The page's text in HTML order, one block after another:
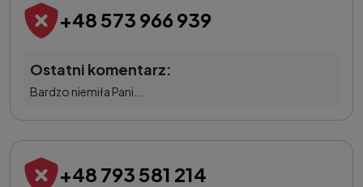
+48 573 966 939
Ostatni komentarz:
Bardzo niemiła Pani...
+48 793 581 214